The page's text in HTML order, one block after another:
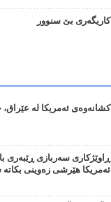
کاریگەری بێ سنوور
کشانەوەی ئەمریکا لە
ڕاوێژکاری سەربازی ڕێبەری
ئەمریکا هێرشی زەوینی بکاتە